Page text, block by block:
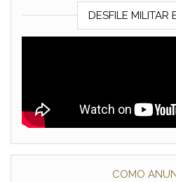
DESFILE MILITAR
COMO